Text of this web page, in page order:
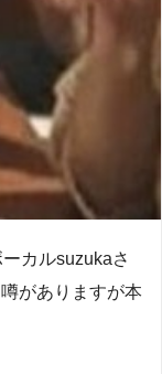
カルsuzukaさ
がありますが本